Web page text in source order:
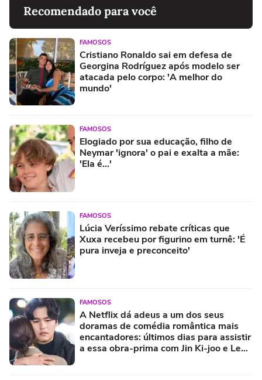
Recomendado para você
FAMOSOS
Cristiano Ronaldo sai em defesa de
Georgina Rodríguez após modelo ser
atacada pelo corpo: 'A melhor do
mundo'
FAMOSOS
Elogiado por sua educação, filho de
Neymar 'ignora' o pai e exalta a mãe:
'Ela é...'
FAMOSOS
Lúcia Veríssimo rebate críticas que
Xuxa recebeu por figurino em turnê: 'É
pura inveja e preconceito'
FAMOSOS
A Netflix dá adeus a um dos seus
doramas de comédia romântica mais
encantadores: últimos dias para assistir
a essa obra-prima com Jin Ki-joo e Lee